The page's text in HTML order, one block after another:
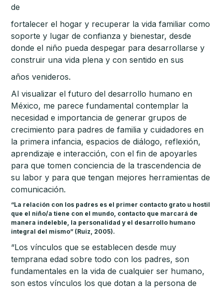
de
fortalecer el hogar y recuperar la vida familiar como
soporte y lugar de confianza y bienestar, desde
donde el niño pueda despegar para desarrollarse y
construir una vida plena y con sentido en sus
años venideros.
Al visualizar el futuro del desarrollo humano en
México, me parece fundamental contemplar la
necesidad e importancia de generar grupos de
crecimiento para padres de familia y cuidadores en
la primera infancia, espacios de diálogo, reflexión,
aprendizaje e interacción, con el fin de apoyarles
para que tomen conciencia de la trascendencia de
su labor y para que tengan mejores herramientas de
comunicación.
“La relación con los padres es el primer contacto grato u hostil
que el niño/a tiene con el mundo, contacto que marcará de
manera indeleble, la personalidad y el desarrollo humano
integral del mismo” (Ruiz, 2005).
“Los vínculos que se establecen desde muy
temprana edad sobre todo con los padres, son
fundamentales en la vida de cualquier ser humano,
son estos vínculos los que dotan a la persona de